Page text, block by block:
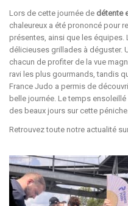
Lors de cette journée de détente
chaleureux a été prononcé pour
présentes, ainsi que les équipes.
délicieuses grillades à déguster.
chacun de profiter de la vue
ravi les plus gourmands, tandis
France Judo a permis de
belle journée. Le temps
des beaux jours sur cette
Retrouvez toute notre actualité